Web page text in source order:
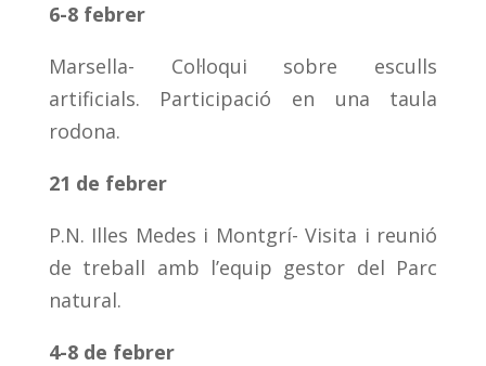
6-8 febrer
Marsella- Col·loqui sobre esculls
artificials. Participació en una taula
rodona.
21 de febrer
P.N. Illes Medes i Montgrí- Visita i reunió
de treball amb l’equip gestor del Parc
natural.
4-8 de febrer